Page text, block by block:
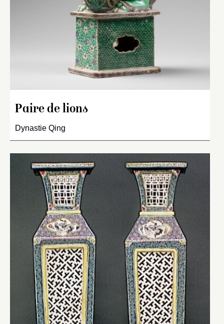
Paire de lions
Dynastie Qing